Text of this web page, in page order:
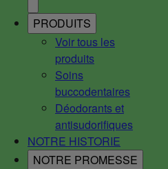
PRODUITS
Voir tous les
produits
Soins
buccodentaires
Déodorants et
antisudorifiques
NOTRE HISTORIE
NOTRE PROMESSE